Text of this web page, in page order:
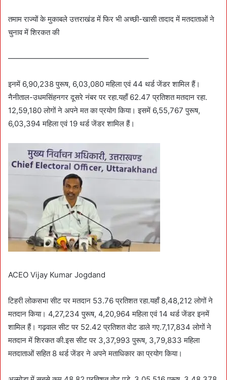
तमाम राज्यों के मुकाबले उत्तराखंड में फिर भी अच्छी-खासी तादाद में मतदाताओं ने
चुनाव में शिरकत की
——————————————————–
इनमें 6,90,238 पुरूष, 6,03,080 महिला एवं 44 थर्ड जेंडर शामिल हैं।
नैनीताल-उधमसिंहनगर दूसरे नंबर पर रहा.यहाँ 62.47 प्रतिशत मतदान रहा.
12,59,180 लोगों ने अपने मत का प्रयोग किया। इसमें 6,55,767 पुरूष,
6,03,394 महिला एवं 19 थर्ड जेंडर शामिल हैं।
ACEO Vijay Kumar Jogdand
टिहरी लोकसभा सीट पर मतदान 53.76 प्रतिशत रहा.यहाँ 8,48,212 लोगों ने
मतदान किया। 4,27,234 पुरूष, 4,20,964 महिला एवं 14 थर्ड जेंडर इनमें
शामिल हैं। गढ़वाल सीट पर 52.42 प्रतिशत वोट डाले गए.7,17,834 लोगों ने
मतदान में शिरकत की.इस सीट पर 3,37,993 पुरूष, 3,79,833 महिला
मतदाताओं सहित 8 थर्ड जेंडर ने अपने मताधिकार का प्रयोग किया।